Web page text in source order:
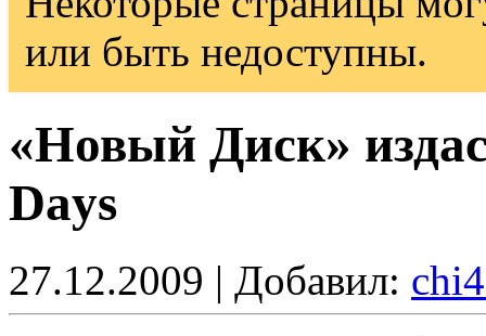
или быть недоступны.
«Новый Диск»
Days
27.12.2009 | Добавил: